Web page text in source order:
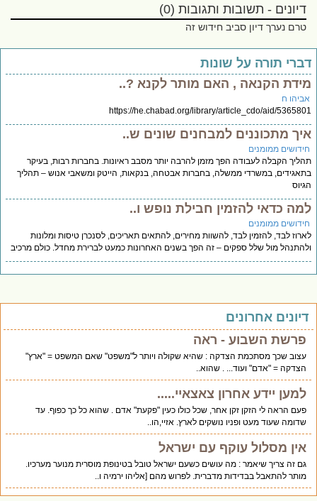
דיונים - תשובות ותגובות (0)
טרם נערך דיון סביב חידוש זה
תורה על שונות
הקנאה , האם מותר לקנא ?..
ח
https://he.chabad.org/library/article_cdo/aid/
מתכוננים למבחנים שונים ש..
ממומנים
הקבלה לעבודה הפך מזמן להרבה יותר מסבב ראיונות. בחברות רבות, בעיקר
במשרדי ממשלה, בחברות אבטחה, בנקאות, הייטק ומשאבי אנוש – תהליך
כדאי להזמין חבילת נופש ו..
ממומנים
לבד, להזמין לבד, להשוות מחירים, להתאים תאריכים, לסנכרן טיסות ומלונות
מול שלל ספקים – זה הפך בשנים האחרונות כמעט לברירת מחדל. כולם מרכיב
אחרונים
פרשת השבוע - ראה
עצוב שכך מסתכמת הצדקה : שהיא שקולה ויותר ל"משפט" שאם המשפט = "ארץ"
הצדקה = "אדם" ועוד... . שהוא..
למען יידע אחרון צאצאיי.....
פעם הראה לי הזקן זקן אחר, שכל כולו כעין "פקעת" אדם . שהוא כל כך כפוף. עד
שדומה שעוד מעט ופניו נושקים לארץ. אזיי,הו..
אין מסלול עוקף עם ישראל
גם זה צריך שיאמר : מה עושים כשעם ישראל טובל בטינופת מוסרית מנוער מערכיו.
מותר להתאבל בבדידות מדברית. לפרוש מהם [אליהו ירמיה ו..